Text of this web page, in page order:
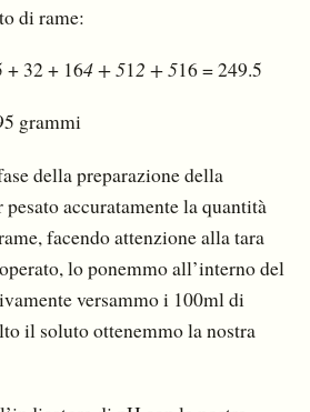
di rame:
+ 32 + 164 + 512 + 516 = 249.5
grammi
della preparazione della
accuratamente la quantità
facendo attenzione alla tara
lo ponemmo all’interno del
versammo i 100ml di
il soluto ottenemmo la nostra